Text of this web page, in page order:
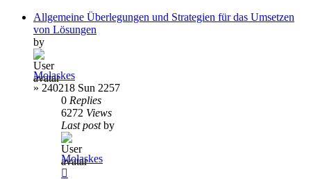
Allgemeine Überlegungen und Strategien für das Umsetzen
von Lösungen
by
Molaskes
» 240218 Sun 2257
0 Replies
6272 Views
Last postby
Molaskes